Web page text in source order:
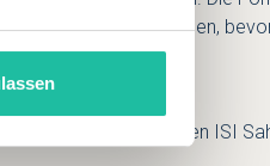
stellen. (ca: 2-3 Stunden,
Sieb seien und in einen ISI